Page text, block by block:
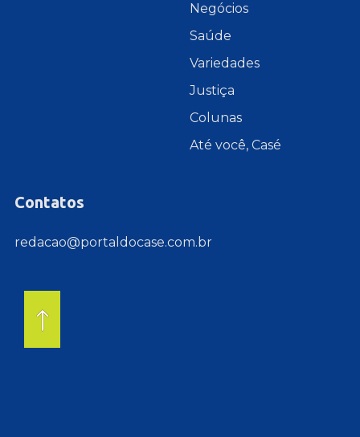
Negócios
Saúde
Variedades
Justiça
Colunas
Até você, Casé
Contatos
redacao@portaldocase.com.br